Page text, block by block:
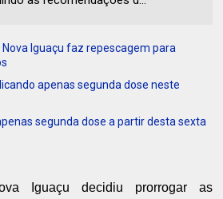
Iguaçu faz repescagem para
apenas segunda dose neste
segunda dose a partir desta sexta
Iguaçu decidiu prorrogar as